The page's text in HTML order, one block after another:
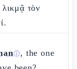
τὸν
ⓘ, the one